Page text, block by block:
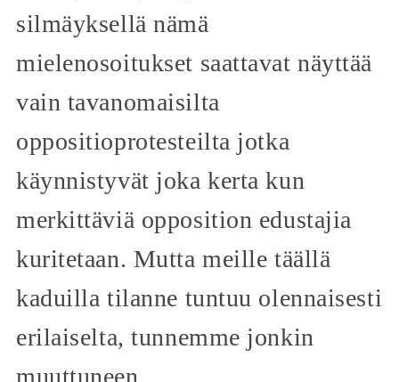
silmäyksellä nämä
mielenosoitukset saattavat näyttää
vain tavanomaisilta
oppositioprotesteilta jotka
käynnistyvät joka kerta kun
merkittäviä opposition edustajia
kuritetaan. Mutta meille täällä
kaduilla tilanne tuntuu olennaisesti
erilaiselta, tunnemme jonkin
muuttuneen.